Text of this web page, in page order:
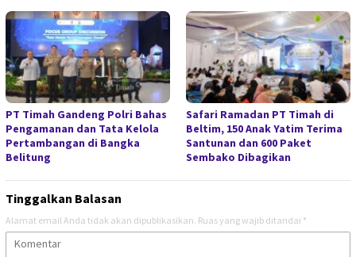
PT Timah Gandeng Polri Bahas
Pengamanan dan Tata Kelola
Pertambangan di Bangka
Belitung
Safari Ramadan PT Timah di
Beltim, 150 Anak Yatim Terima
Santunan dan 600 Paket
Sembako Dibagikan
Tinggalkan Balasan
Alamat email Anda tidak akan dipublikasikan. Ruas yang wajib ditandai *